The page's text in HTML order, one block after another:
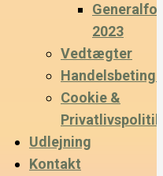
2023
Vedtægter
Cookie &
Privatlivspolitik
Udlejning
Kontakt